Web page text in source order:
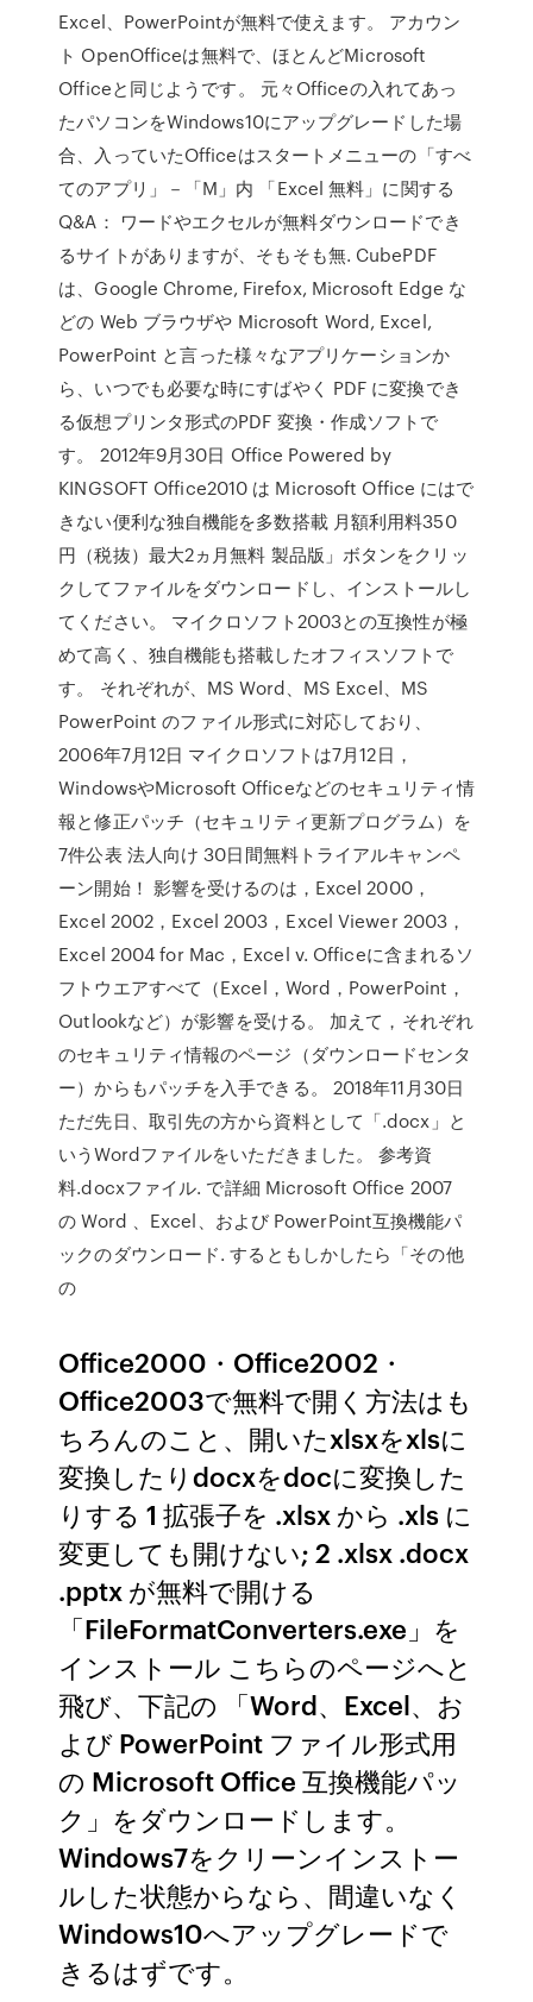
Excel、PowerPointが無料で使えます。 アカウン
ト OpenOfficeは無料で、ほとんどMicrosoft
Officeと同じようです。 元々Officeの入れてあっ
たパソコンをWindows10にアップグレードした場
合、入っていたOfficeはスタートメニューの「すべ
てのアプリ」－「M」内 「Excel 無料」に関する
Q&A： ワードやエクセルが無料ダウンロードでき
るサイトがありますが、そもそも無. CubePDF
は、Google Chrome, Firefox, Microsoft Edge な
どの Web ブラウザや Microsoft Word, Excel,
PowerPoint と言った様々なアプリケーションか
ら、いつでも必要な時にすばやく PDF に変換でき
る仮想プリンタ形式のPDF 変換・作成ソフトで
す。 2012年9月30日 Office Powered by
KINGSOFT Office2010 は Microsoft Office にはで
きない便利な独自機能を多数搭載 月額利用料350
円（税抜）最大2ヵ月無料 製品版」ボタンをクリッ
クしてファイルをダウンロードし、インストールし
てください。 マイクロソフト2003との互換性が極
めて高く、独自機能も搭載したオフィスソフトで
す。 それぞれが、MS Word、MS Excel、MS
PowerPoint のファイル形式に対応しており、
2006年7月12日 マイクロソフトは7月12日，
WindowsやMicrosoft Officeなどのセキュリティ情
報と修正パッチ（セキュリティ更新プログラム）を
7件公表 法人向け 30日間無料トライアルキャンペ
ーン開始！ 影響を受けるのは，Excel 2000，
Excel 2002，Excel 2003，Excel Viewer 2003，
Excel 2004 for Mac，Excel v. Officeに含まれるソ
フトウエアすべて（Excel，Word，PowerPoint，
Outlookなど）が影響を受ける。 加えて，それぞれ
のセキュリティ情報のページ（ダウンロードセンタ
ー）からもパッチを入手できる。 2018年11月30日
ただ先日、取引先の方から資料として「.docx」と
いうWordファイルをいただきました。 参考資
料.docxファイル. で詳細 Microsoft Office 2007
の Word 、Excel、および PowerPoint互換機能パ
ックのダウンロード. するともしかしたら「その他
の
Office2000・Office2002・
Office2003で無料で開く方法はも
ちろんのこと、開いたxlsxをxlsに
変換したりdocxをdocに変換した
りする 1 拡張子を .xlsx から .xls に
変更しても開けない; 2 .xlsx .docx
.pptx が無料で開ける
「FileFormatConverters.exe」を
インストール こちらのページへと
飛び、下記の 「Word、Excel、お
よび PowerPoint ファイル形式用
の Microsoft Office 互換機能パッ
ク」をダウンロードします。
Windows7をクリーンインストー
ルした状態からなら、間違いなく
Windows10へアップグレードで
きるはずです。